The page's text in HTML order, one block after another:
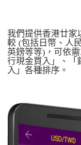
我們提供香港廿家
較 (包括日幣、人
英鎊等等)，可依
行現金買入」、「
入」各種排序。